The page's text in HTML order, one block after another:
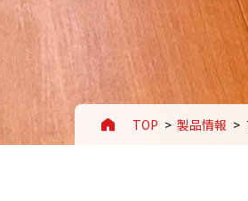
スポーツ施設用フローリング
拠点一覧
TOP 製品情報